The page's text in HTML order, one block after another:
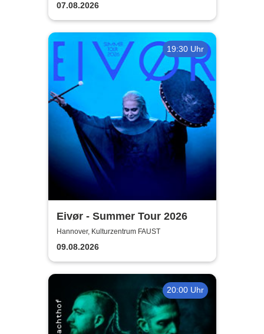
07.08.2026
19:30 Uhr
Eivør - Summer Tour 2026
Hannover, Kulturzentrum FAUST
09.08.2026
20:00 Uhr